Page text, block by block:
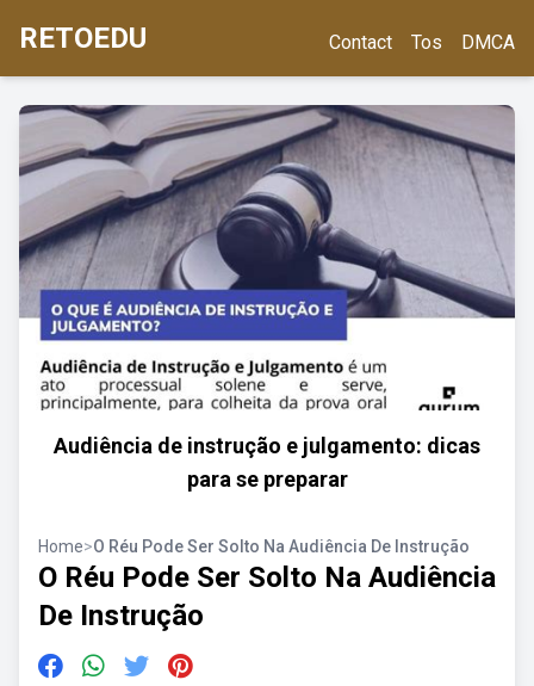
RETOEDU Contact Tos DMCA
Audiência de instrução e julgamento: dicas
para se preparar
Home>O Réu Pode Ser Solto Na Audiência De Instrução
O Réu Pode Ser Solto Na Audiência
De Instrução